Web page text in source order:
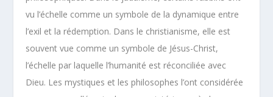
vu l’échelle comme un symbole de la dynamique entre
l’exil et la rédemption. Dans le christianisme, elle est
souvent vue comme un symbole de Jésus-Christ,
l’échelle par laquelle l’humanité est réconciliée avec
Dieu. Les mystiques et les philosophes l’ont considérée